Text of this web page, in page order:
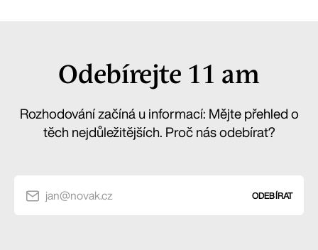
Odebírejte 11 am
Rozhodování začíná u informací: Mějte přehled o
těch nejdůležitějších. Proč nás odebírat?
jan@novak.cz ODEBÍRAT